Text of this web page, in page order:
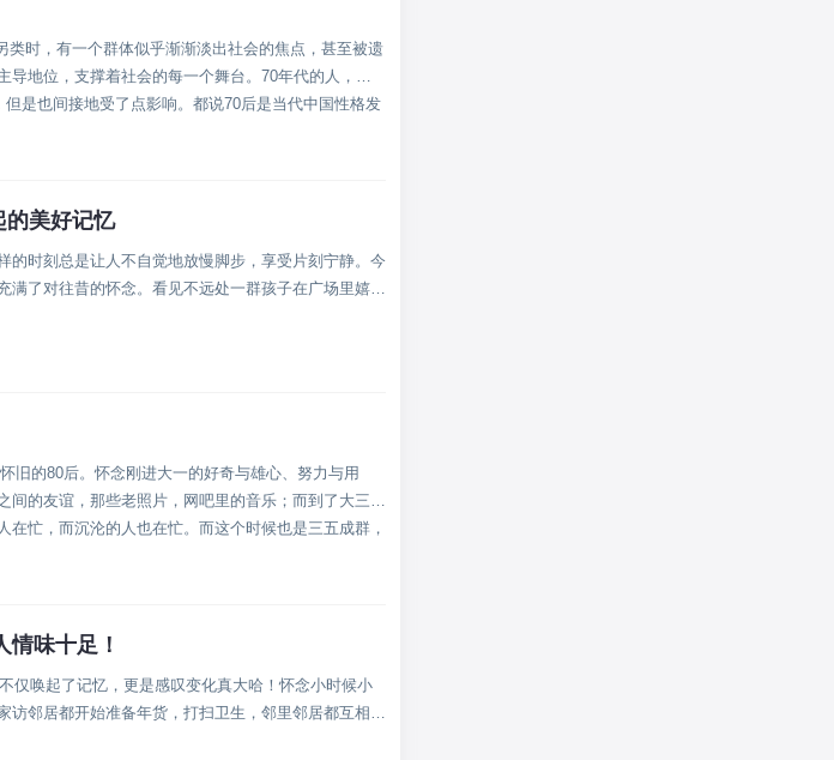
类时，有一个群体似乎渐渐淡出社会的焦点，甚至被遗
地位，支撑着社会的每一个舞台。70年代的人，已
是也间接地受了点影响。都说70后是当代中国性格发
的美好记忆
的时刻总是让人不自觉地放慢脚步，享受片刻宁静。今
满了对往昔的怀念。看见不远处一群孩子在广场里嬉戏
旧的80后。怀念刚进大一的好奇与雄心、努力与用
的友谊，那些老照片，网吧里的音乐；而到了大三，
忙，而沉沦的人也在忙。而这个时候也是三五成群，
情味十足！
仅唤起了记忆，更是感叹变化真大哈！怀念小时候小
访邻居都开始准备年货，打扫卫生，邻里邻居都互相帮